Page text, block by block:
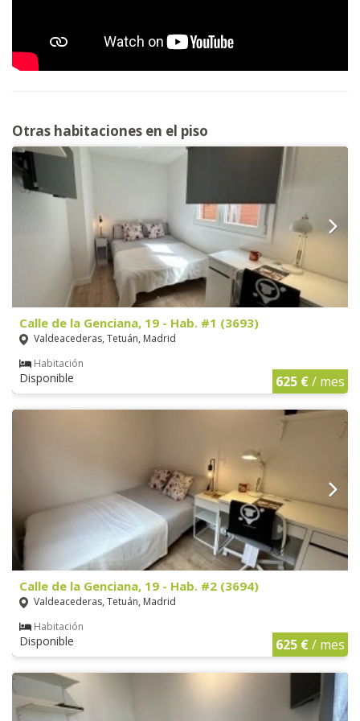
Otras habitaciones en el piso
Calle de la Genciana, 19 - Hab. #1 (3693)
Valdeacederas, Tetuán, Madrid
Habitación
Disponible 625 €/ mes
Calle de la Genciana, 19 - Hab. #2 (3694)
Valdeacederas, Tetuán, Madrid
Habitación
Disponible 625 €/ mes